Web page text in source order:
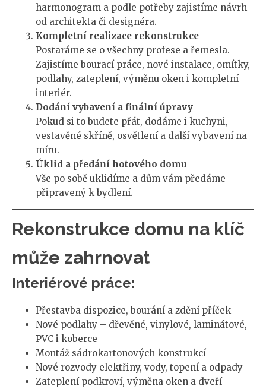
harmonogram a podle potřeby zajistíme návrh
od architekta či designéra.
Kompletní realizace rekonstrukce
Postaráme se o všechny profese a řemesla.
Zajistíme bourací práce, nové instalace, omítky,
podlahy, zateplení, výměnu oken i kompletní
interiér.
Dodání vybavení a finální úpravy
Pokud si to budete přát, dodáme i kuchyni,
vestavěné skříně, osvětlení a další vybavení na
míru.
Úklid a předání hotového domu
Vše po sobě uklidíme a dům vám předáme
připravený k bydlení.
Rekonstrukce domu na klíč
může zahrnovat
Interiérové práce:
Přestavba dispozice, bourání a zdění příček
Nové podlahy – dřevěné, vinylové, laminátové,
PVC i koberce
Montáž sádrokartonových konstrukcí
Nové rozvody elektřiny, vody, topení a odpady
Zateplení podkroví, výměna oken a dveří